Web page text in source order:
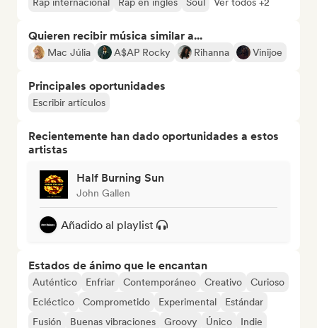
Quieren recibir música similar a...
Mac Júlia A$AP Rocky Rihanna Vinijoe
Principales oportunidades
Escribir artículos
Recientemente han dado oportunidades a estos
artistas
Half Burning Sun
John Gallen
Añadido al playlist
Estados de ánimo que le encantan
Auténtico Enfriar Contemporáneo Creativo
Curioso
Ecléctico
Comprometido Experimental
Estándar
Fusión
Buenas vibraciones Groovy Único
Indie